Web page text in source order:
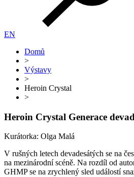
EN
Domů
>
Výstavy
>
Heroin Crystal
>
Heroin Crystal Generace
Kurátorka: Olga Malá
V rušných letech devadesátých se na
na mezinárodní scéně. Na rozdíl od
GHMP se na zrychlený sled událostí